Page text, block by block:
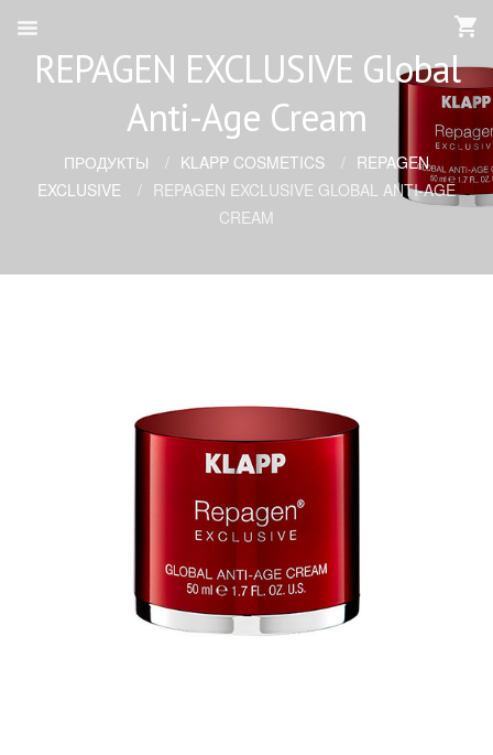
REPAGEN EXCLUSIVE Global
Anti-Age Cream
ПРОДУКТЫ KLAPP COSMETICS
REPAGEN
EXCLUSIVE
REPAGEN EXCLUSIVE GLOBAL ANTI-AGE
CREAM